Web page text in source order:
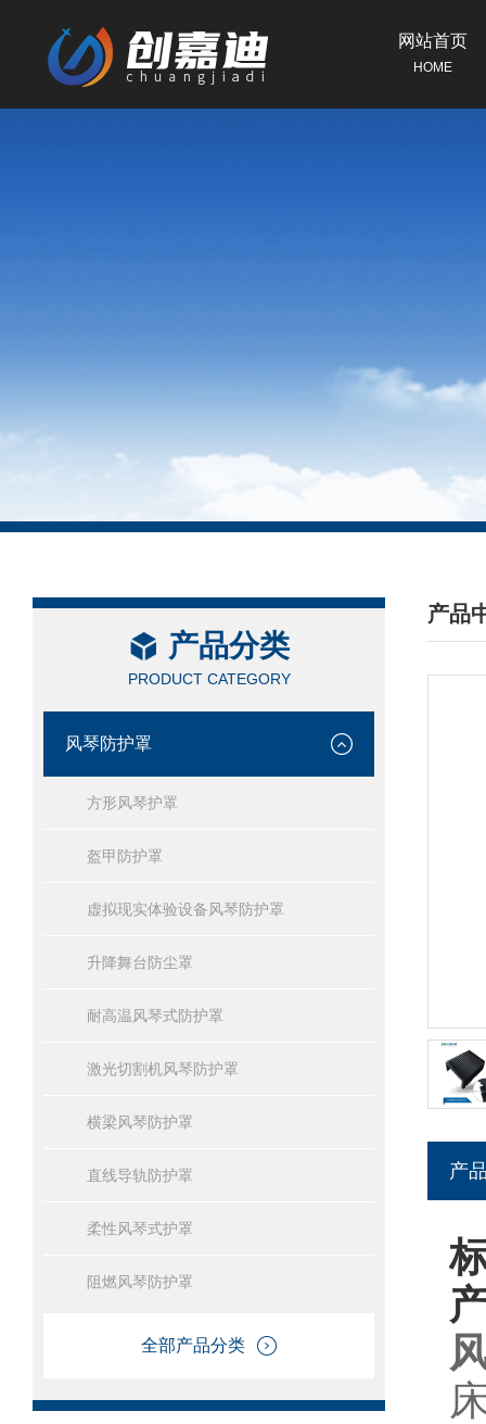
网站首页
HOME
产品分类
PRODUCT CATEGORY
风琴防护罩
方形风琴护罩
盔甲防护罩
虚拟现实体验设备风琴防护罩
升降舞台防尘罩
耐高温风琴式防护罩
激光切割机风琴防护罩
横梁风琴防护罩
直线导轨防护罩
柔性风琴式护罩
阻燃风琴防护罩
全部产品分类
产品
/
产